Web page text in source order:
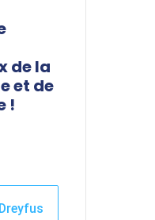
de la
et de
!